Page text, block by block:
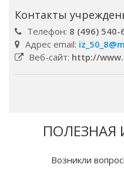
Контакты
Телефон: 8 (496) 540-
Адрес email:
Веб-сайт: http://
Возникли